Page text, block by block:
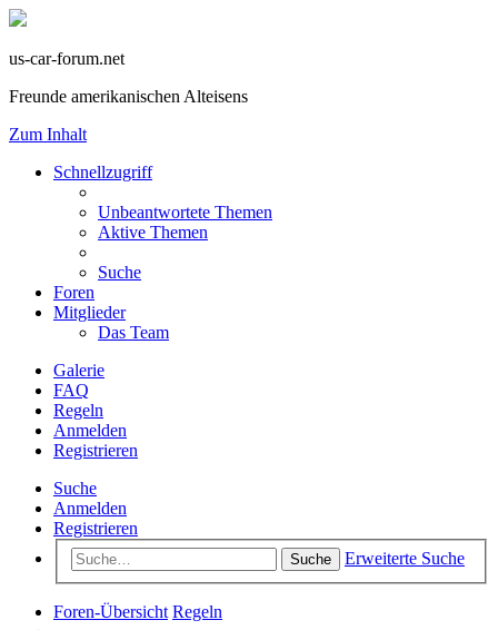
us-car-forum.net
Freunde amerikanischen Alteisens
Zum Inhalt
Schnellzugriff
Unbeantwortete Themen
Aktive Themen
Suche
Foren
Mitglieder
Das Team
Galerie
FAQ
Regeln
Anmelden
Registrieren
Suche
Anmelden
Registrieren
Suche Erweiterte Suche
Foren-Übersicht Regeln